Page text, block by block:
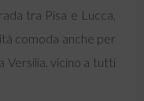
tra Pisa e Lucca,
comoda anche per
Versilia, vicino a tutti